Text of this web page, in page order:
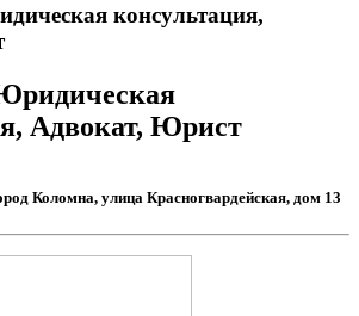
консультация,
Адвокат, Юрист
Коломна, улица Красногвардейская, дом 13